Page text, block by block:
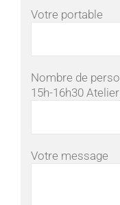
Votre portable
Nombre de
15h-16h30
Votre message